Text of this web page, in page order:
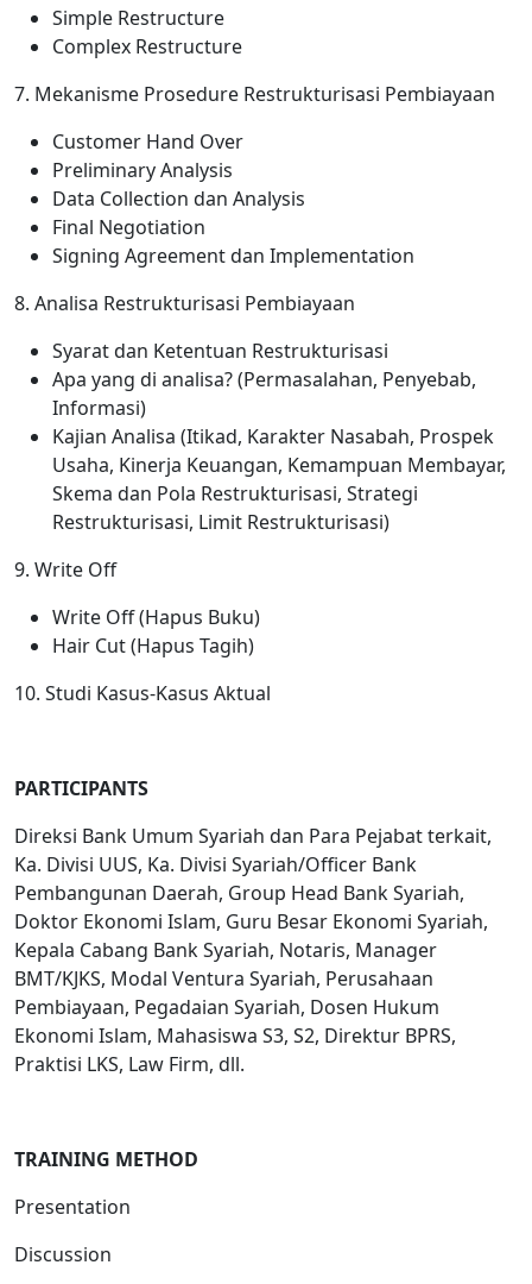
Simple Restructure
Complex Restructure
7. Mekanisme Prosedure Restrukturisasi Pembiayaan
Customer Hand Over
Preliminary Analysis
Data Collection dan Analysis
Final Negotiation
Signing Agreement dan Implementation
8. Analisa Restrukturisasi Pembiayaan
Syarat dan Ketentuan Restrukturisasi
Apa yang di analisa? (Permasalahan, Penyebab,
Informasi)
Kajian Analisa (Itikad, Karakter Nasabah, Prospek
Usaha, Kinerja Keuangan, Kemampuan Membayar,
Skema dan Pola Restrukturisasi, Strategi
Restrukturisasi, Limit Restrukturisasi)
9. Write Off
Write Off (Hapus Buku)
Hair Cut (Hapus Tagih)
10. Studi Kasus-Kasus Aktual
PARTICIPANTS
Direksi Bank Umum Syariah dan Para Pejabat terkait,
Ka. Divisi UUS, Ka. Divisi Syariah/Officer Bank
Pembangunan Daerah, Group Head Bank Syariah,
Doktor Ekonomi Islam, Guru Besar Ekonomi Syariah,
Kepala Cabang Bank Syariah, Notaris, Manager
BMT/KJKS, Modal Ventura Syariah, Perusahaan
Pembiayaan, Pegadaian Syariah, Dosen Hukum
Ekonomi Islam, Mahasiswa S3, S2, Direktur BPRS,
Praktisi LKS, Law Firm, dll.
TRAINING METHOD
Presentation
Discussion